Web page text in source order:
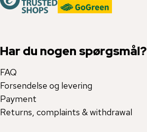
Har du nogen spørgsmål?
FAQ
Forsendelse og levering
Payment
Returns, complaints & withdrawal